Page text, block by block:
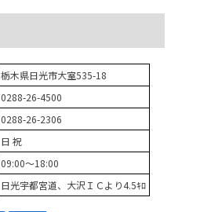
栃木県日光市大室535-18
0288-26-4500
0288-26-2306
日 祝
09:00～18:00
日光宇都宮道、大沢ＩＣより4.5ｷﾛ